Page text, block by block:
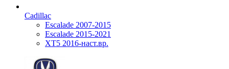
Cadillac
Escalade 2007-2015
Escalade 2015-2021
XT5 2016-наст.вр.